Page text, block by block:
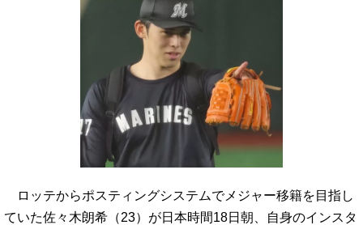
ロッテからポスティングシステムでメジャー移籍を目指し
ていた佐々木朗希（23）が日本時間18日朝、自身のインスタ